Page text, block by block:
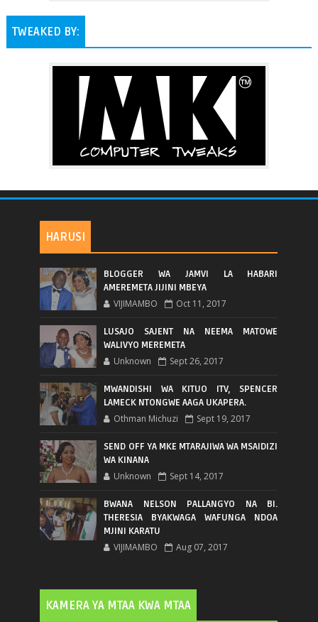
TWEAKED BY:
HARUSI
BLOGGER WA JAMVI LA HABARI
AMEREMETA JIJINI MBEYA
VIJIMAMBO Oct 11, 2017
LUSAJO SAJENT NA NEEMA MATOWE
WALIVYO MEREMETA
Unknown Sept 26, 2017
MWANDISHI WA KITUO ITV, SPENCER
LAMECK NTONGWE AAGA UKAPERA.
Othman Michuzi Sept 19, 2017
SEND OFF YA MKE MTARAJIWA WA MSAIDIZI
WA KINANA
Unknown Sept 14, 2017
BWANA NELSON PALLANGYO NA BI.
THERESIA BYAKWAGA WAFUNGA NDOA
MJINI KARATU
VIJIMAMBO Aug 07, 2017
KAMERA YA MTAA KWA MTAA